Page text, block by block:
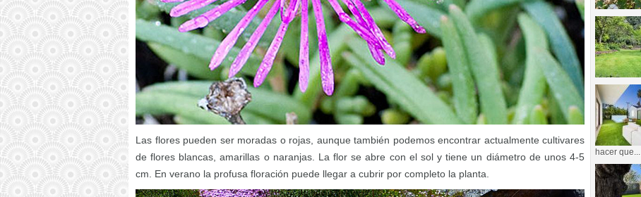
Las flores pueden ser moradas o rojas, aunque también podemos encontrar actualmente cultivares
de flores blancas, amarillas o naranjas. La flor se abre con el sol y tiene un diámetro de unos 4-5
cm. En verano la profusa floración puede llegar a cubrir por completo la planta.
hacer que...